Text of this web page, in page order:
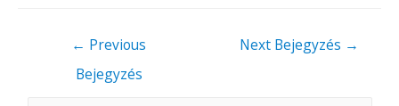
← Previous
Bejegyzés
Next Bejegyzés →